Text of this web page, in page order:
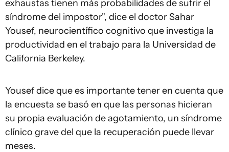
exhaustas tienen más probabilidades de sufrir el
síndrome del impostor", dice el doctor Sahar
Yousef, neurocientífico cognitivo que investiga la
productividad en el trabajo para la Universidad de
California Berkeley.
Yousef dice que es importante tener en cuenta que
la encuesta se basó en que las personas hicieran
su propia evaluación de agotamiento, un síndrome
clínico grave del que la recuperación puede llevar
meses.